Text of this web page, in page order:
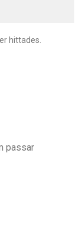
hittades.
passar